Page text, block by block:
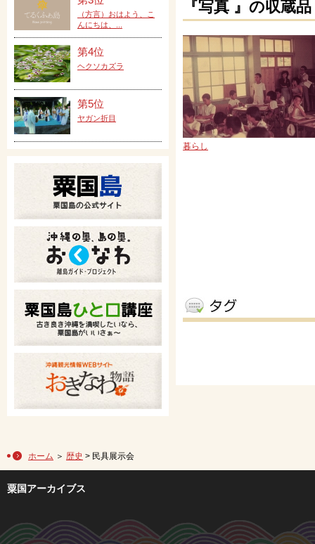
『写真 』の収蔵品
暮らし
（方言）おはよう、こ
んにちは、...
第4位
ヘクソカズラ
第5位
ヤガン折目
ホーム ＞ 歴史 > 民具展示会
粟国アーカイブス